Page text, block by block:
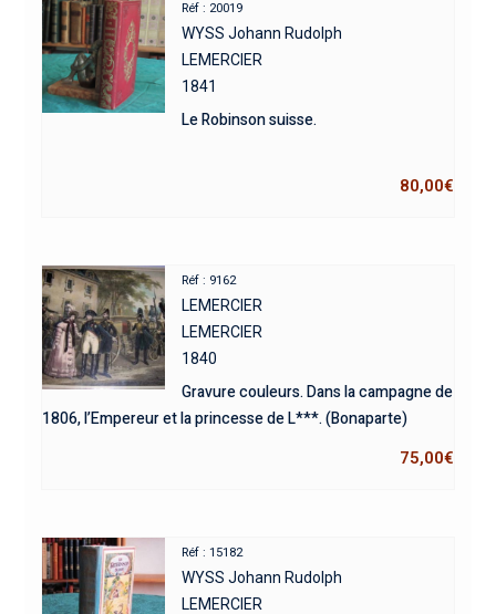
Réf : 20019
WYSS Johann Rudolph
LEMERCIER
1841
Le Robinson suisse.
80,00€
Réf : 9162
LEMERCIER
LEMERCIER
1840
Gravure couleurs. Dans la campagne de
1806, l’Empereur et la princesse de L***. (Bonaparte)
75,00€
Réf : 15182
WYSS Johann Rudolph
LEMERCIER